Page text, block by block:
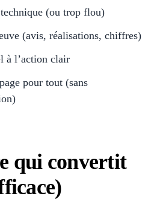
(ou trop flou)
(avis, réalisations, chiffres)
à l’action clair
pour tout (sans
qui convertit